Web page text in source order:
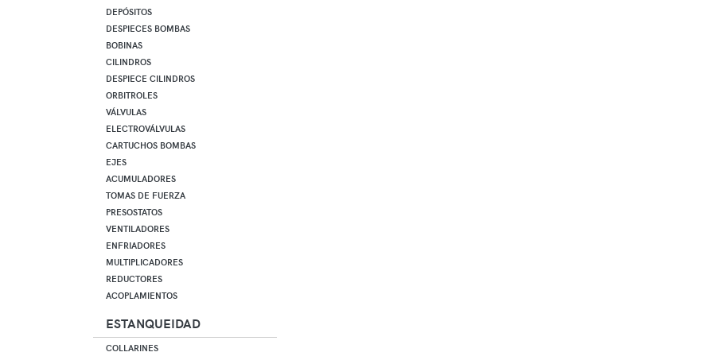
DEPÓSITOS
DESPIECES BOMBAS
BOBINAS
CILINDROS
DESPIECE CILINDROS
ORBITROLES
VÁLVULAS
ELECTROVÁLVULAS
CARTUCHOS BOMBAS
EJES
ACUMULADORES
TOMAS DE FUERZA
PRESOSTATOS
VENTILADORES
ENFRIADORES
MULTIPLICADORES
REDUCTORES
ACOPLAMIENTOS
ESTANQUEIDAD
COLLARINES